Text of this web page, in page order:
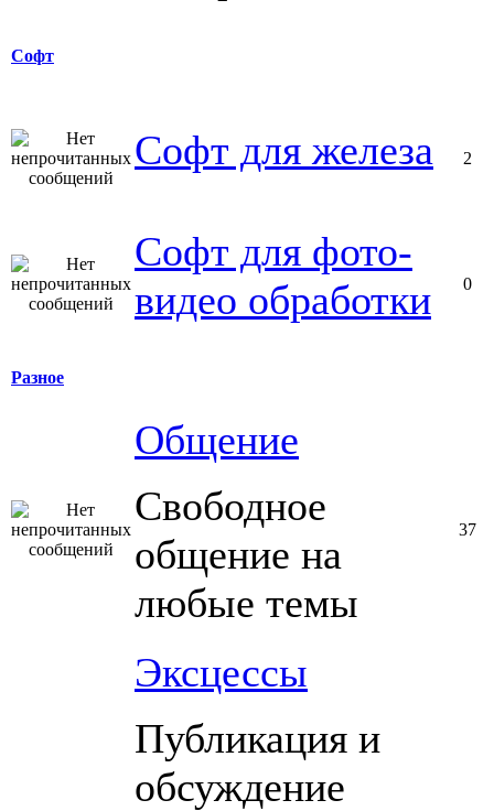
Софт
Софт для железа 2
Софт для фото-
видео обработки
0
Разное
Общение
Свободное
общение на
любые темы
37
Эксцессы
Публикация и
обсуждение